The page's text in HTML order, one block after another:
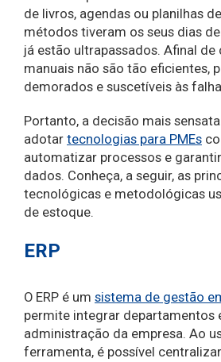
de livros, agendas ou planilhas
métodos tiveram os seus dias
já estão ultrapassados. Afinal de
manuais não são tão eficientes,
demorados e suscetíveis às
Portanto, a decisão mais
adotar tecnologias para PMEs
automatizar processos e
dados. Conheça, a seguir, as
tecnológicas e metodológicas
de estoque.
ERP
O ERP é um sistema de gestão
permite integrar departamentos
administração da empresa. Ao
ferramenta, é possível